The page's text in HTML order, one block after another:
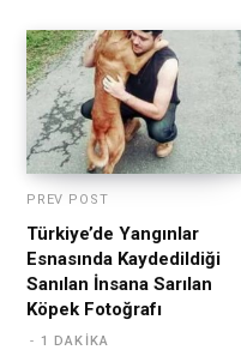
PREV POST
Türkiye’de Yangınlar
Esnasında Kaydedildiği
Sanılan İnsana Sarılan
Köpek Fotoğrafı
1 DAKIKA